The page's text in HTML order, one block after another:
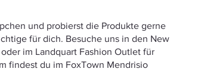
und probierst die Produkte gerne
für dich. Besuche uns in den New
im Landquart Fashion Outlet für
findest du im FoxTown Mendrisio